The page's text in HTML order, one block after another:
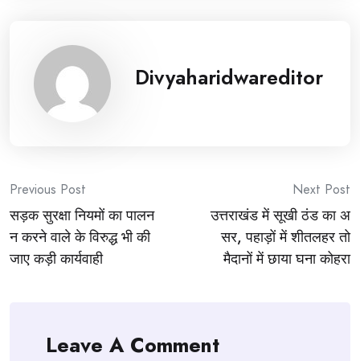
Divyaharidwareditor
Post
navigation
Previous Post
सड़क सुरक्षा नियमों का पालन
न करने वाले के विरुद्ध भी की
जाए कड़ी कार्यवाही
Next Post
उत्तराखंड में सूखी ठंड का अ
सर, पहाड़ों में शीतलहर तो
मैदानों में छाया घना कोहरा
Leave A Comment